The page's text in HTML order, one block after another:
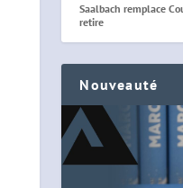
Saalbach remplace
retire
Nouveauté